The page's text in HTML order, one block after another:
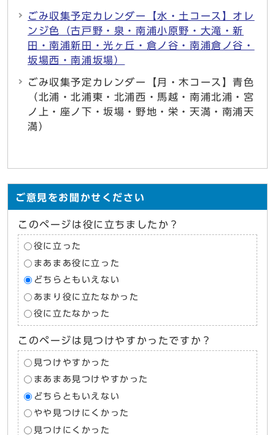
ごみ収集予定カレンダー【水・土コース】オレ
ンジ色（古戸野・泉・南浦小原野・大滝・新
田・南浦新田・光ヶ丘・倉ノ谷・南浦倉ノ谷・
坂場西・南浦坂場）
ごみ収集予定カレンダー【月・木コース】青色
（北浦・北浦東・北浦西・馬越・南浦北浦・宮
ノ上・座ノ下・坂場・野地・栄・天満・南浦天
満）
ご意見をお聞かせください
このページは役に立ちましたか？
役に立った
まあまあ役に立った
どちらともいえない
あまり役に立たなかった
役に立たなかった
このページは見つけやすかったですか？
見つけやすかった
まあまあ見つけやすかった
どちらともいえない
やや見つけにくかった
見つけにくかった